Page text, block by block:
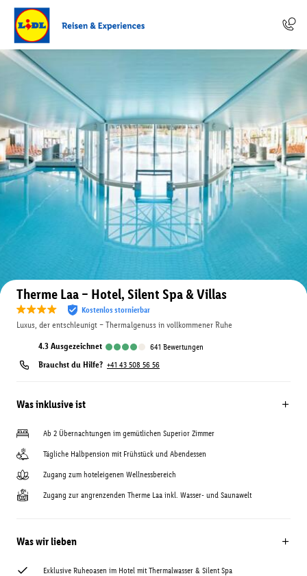
Auf der Karte anzeigen
Therme Laa – Hotel, Silent Spa & Villas
Kostenlos stornierbar
Luxus, der entschleunigt – Thermalgenuss in vollkommener Ruhe
4.3 ausgezeichnet 641 Bewertungen
Brauchst du Hilfe? +41 43 508 56 56
Was inklusive ist
Ab 2 Übernachtungen im gemütlichen Superior Zimmer
Tägliche Halbpension mit Frühstück und Abendessen
Zugang zum hoteleigenen Wellnessbereich
Zugang zur angrenzenden Therme Laa inkl. Wasser- und Saunawelt
Was wir lieben
Exklusive Ruheoasen im Hotel mit Thermalwasser & Silent Spa